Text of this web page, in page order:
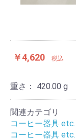
￥4,620 税込
重さ： 420.00 g
関連カテゴリ
コーヒー器具 etc.
コーヒー器具 etc.